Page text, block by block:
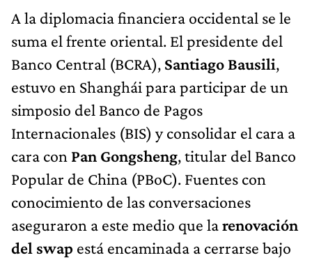
A la diplomacia financiera occidental se le
suma el frente oriental. El presidente del
Banco Central (BCRA), Santiago Bausili,
estuvo en Shanghái para participar de un
simposio del Banco de Pagos
Internacionales (BIS) y consolidar el cara a
cara con Pan Gongsheng, titular del Banco
Popular de China (PBoC). Fuentes con
conocimiento de las conversaciones
aseguraron a este medio que larenovación
del swap está encaminada a cerrarse bajo